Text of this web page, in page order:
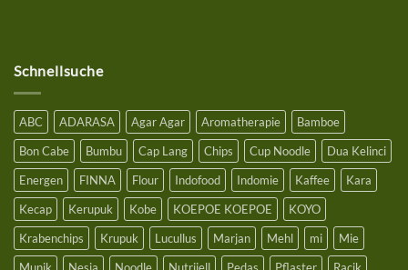
Schnellsuche
ABC ADARASA Agar Agar Aromatherapie
Bamboe
Bon Cabe
Bumbu Cap Lang Chips Cup Noodle
Dua Kelinci
Energen
FINNA Flour Indofood Indomie Kaffee
Kara
Kecap
Kerupuk Kobe KOEPOE KOEPOE
KOYO
Krabenchips
Krupuk Lucullus Marjan Mehl mi
Mie
Munik
Nesia Noodle Nutrijell Pedas Pflaster Racik